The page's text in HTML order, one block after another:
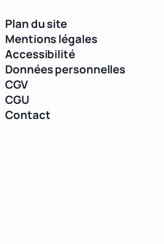
Plan du site
Mentions légales
Accessibilité
Données personnelles
CGV
CGU
Contact